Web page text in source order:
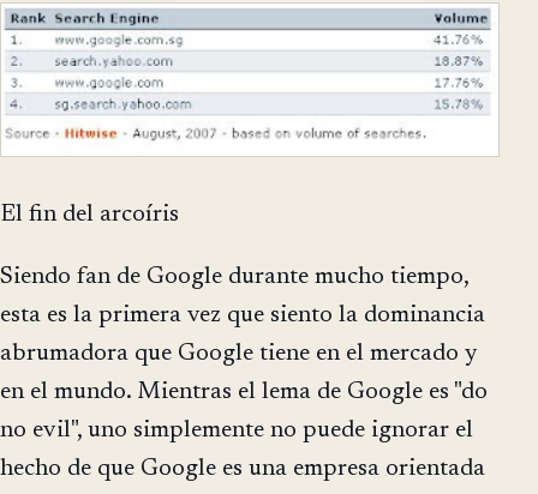
El fin del arcoíris
Siendo fan de Google durante mucho tiempo,
esta es la primera vez que siento la dominancia
abrumadora que Google tiene en el mercado y
en el mundo. Mientras el lema de Google es "do
no evil", uno simplemente no puede ignorar el
hecho de que Google es una empresa orientada